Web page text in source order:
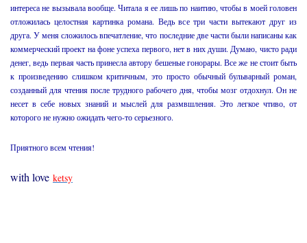
интереса не вызывала вообще. Читала я ее лишь по наитию, чтобы в моей головен
отложилась целостная картинка романа. Ведь все три части вытекают друг из
друга. У меня сложилось впечатление, что последние две части были написаны как
коммерческий проект на фоне успеха первого, нет в них души. Думаю, чисто ради
денег, ведь первая часть принесла автору бешеные гонорары. Все же не стоит быть
к произведению слишком критичным, это просто обычный бульварный роман,
созданный для чтения после трудного рабочего дня, чтобы мозг отдохнул. Он не
несет в себе новых знаний и мыслей для размвшления. Это легкое чтиво, от
которого не нужно ожидать чего-то серьезного.
Приятного всем чтения!
with love ketsy